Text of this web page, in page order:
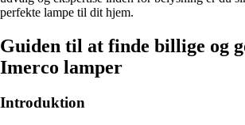
perfekte lampe til dit hjem.
Guiden til at finde billige og
Imerco lamper
Introduktion